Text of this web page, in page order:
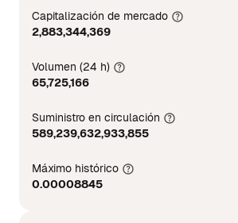
Capitalización de mercado
2,883,344,369
Volumen (24 h)
65,725,166
Suministro en circulación
589,239,632,933,855
Máximo histórico
0.00008845